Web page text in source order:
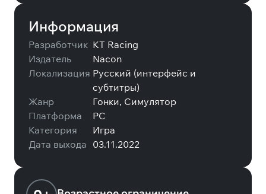
Информация
Разработчик KT Racing
Издатель
Nacon
Локализация Русский (интерфейс и
субтитры)
Жанр
Гонки, Симулятор
Платформа
PC
Категория
Игра
Дата выхода 03.11.2022